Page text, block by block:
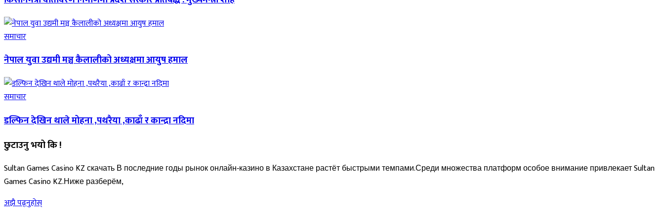
समाचार
नेपाल युवा उद्यमी मञ्च कैलालीको अध्यक्षमा आयुष हमाल
समाचार
डल्फिन देखिन थाले मोहना ,पथरैया ,काढाँ र कान्द्रा नदिमा
छुटाउनु भयो कि !
Sultan Games Casino KZ скачать В последние годы рынок онлайн‑казино в Казахстане растёт быстрыми темпами.Среди множества платформ особое внимание привлекает Sultan
Games Casino KZ.Ниже разберём,
अझै पढ्नुहोस्